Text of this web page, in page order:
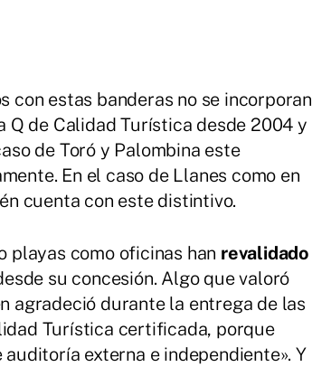
con estas banderas no se incorporan
Q de Calidad Turística desde 2004 y
de Toró y Palombina este
En el caso de Llanes como en
cuenta con este distintivo.
playas como oficinas han revalidado
su concesión. Algo que valoró
agradeció durante la entrega de las
Turística certificada, porque
externa e independiente». Y